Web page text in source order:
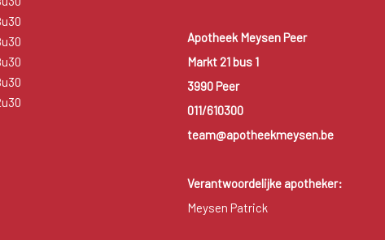
Apotheek Meysen Peer
Markt 21 bus 1
3990 Peer
011/610300
team@apotheekmeysen.be
Verantwoordelijke apotheker:
Meysen Patrick